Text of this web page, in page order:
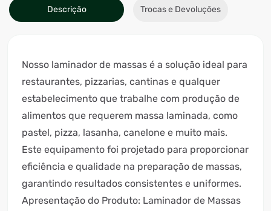
Descrição Trocas e Devoluções
Nosso laminador de massas é a solução ideal para
restaurantes, pizzarias, cantinas e qualquer
estabelecimento que trabalhe com produção de
alimentos que requerem massa laminada, como
pastel, pizza, lasanha, canelone e muito mais.
Este equipamento foi projetado para proporcionar
eficiência e qualidade na preparação de massas,
garantindo resultados consistentes e uniformes.
Apresentação do Produto: Laminador de Massas